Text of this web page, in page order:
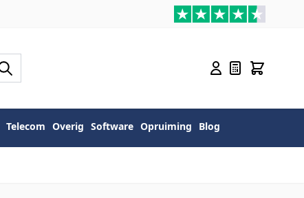
Telecom Overig Software Opruiming Blog